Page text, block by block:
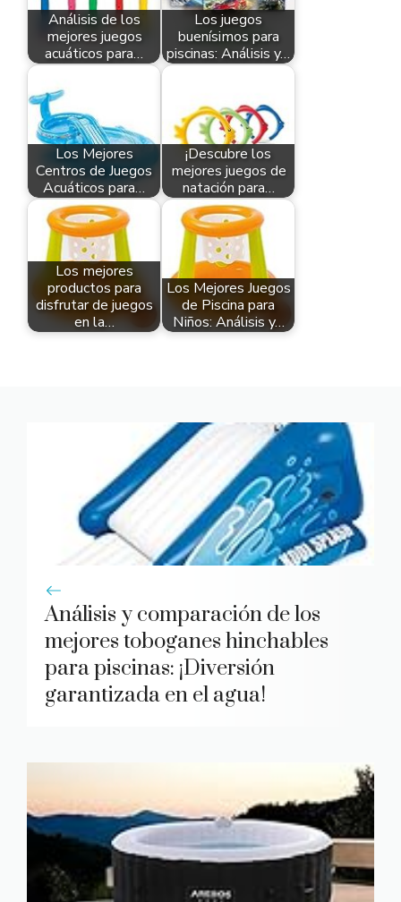
Análisis de los
mejores juegos
acuáticos para…
Los juegos
buenísimos para
piscinas: Análisis y…
Los Mejores
Centros de Juegos
Acuáticos para…
¡Descubre los
mejores juegos de
natación para…
Los mejores
productos para
disfrutar de juegos
en la…
Los Mejores Juegos
de Piscina para
Niños: Análisis y…
Análisis y comparación de los
mejores toboganes hinchables
para piscinas: ¡Diversión
garantizada en el agua!